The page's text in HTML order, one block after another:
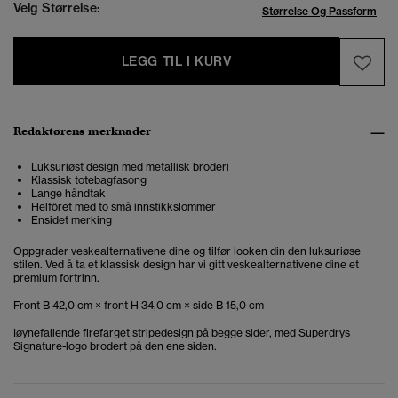
Velg Størrelse: Størrelse Og Passform
LEGG TIL I KURV
Redaktørens merknader
Luksuriøst design med metallisk broderi
Klassisk totebagfasong
Lange håndtak
Helfôret med to små innstikkslommer
Ensidet merking
Oppgrader veskealternativene dine og tilfør looken din den luksuriøse
stilen. Ved å ta et klassisk design har vi gitt veskealternativene dine et
premium fortrinn.
Front B 42,0 cm × front H 34,0 cm × side B 15,0 cm
Iøynefallende firefarget stripedesign på begge sider, med Superdrys
Signature-logo brodert på den ene siden.